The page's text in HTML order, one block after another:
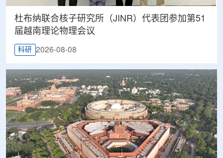
杜布纳联合核子研究所（JINR）代表团参加第51
届越南理论物理会议
科研 2026-08-08